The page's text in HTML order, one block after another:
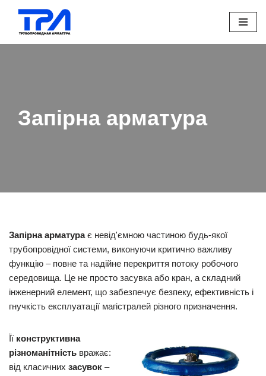
Перейти
до
Запірна арматура
Запірна арматурає невід'ємною частиною будь-якої
трубопровідної системи, виконуючи критично важливу
функцію – повне та надійне перекриття потоку робочого
середовища. Це не просто засувка або кран, а складний
інженерний елемент, що забезпечує безпеку, ефективність і
гнучкість експлуатації магістралей різного призначення.
Її конструктивна
різноманітність вражає:
від класичних засувок –